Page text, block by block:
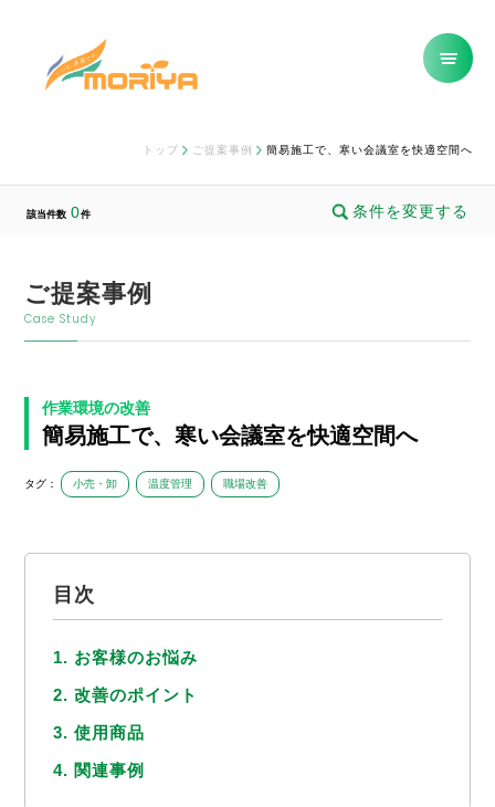
トップ ご提案事例 簡易施工で、寒い会議室を快適空間へ
該当件数 0件 条件を変更する
ご提案事例
Case Study
作業環境の改善
簡易施工で、寒い会議室を快適空間へ
タグ： 小売・卸 温度管理 職場改善
目次
1. お客様のお悩み
2. 改善のポイント
3. 使用商品
4. 関連事例